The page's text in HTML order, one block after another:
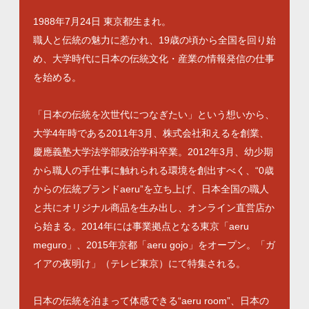
1988年7月24日 東京都生まれ。
職人と伝統の魅力に惹かれ、19歳の頃から全国を回り始
め、大学時代に日本の伝統文化・産業の情報発信の仕事
を始める。
「日本の伝統を次世代につなぎたい」という想いから、
大学4年時である2011年3月、株式会社和えるを創業、
慶應義塾大学法学部政治学科卒業。2012年3月、幼少期
から職人の手仕事に触れられる環境を創出すべく、“0歳
からの伝統ブランドaeru”を立ち上げ、日本全国の職人
と共にオリジナル商品を生み出し、オンライン直営店か
ら始まる。2014年には事業拠点となる東京「aeru
meguro」、2015年京都「aeru gojo」をオープン。「ガ
イアの夜明け」（テレビ東京）にて特集される。
日本の伝統を泊まって体感できる“aeru room”、日本の